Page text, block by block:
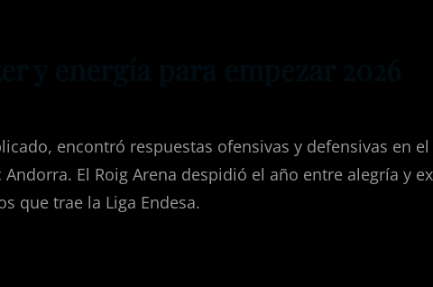
encontró respuestas ofensivas y defensivas en
El Roig Arena despidió el año entre alegría y
que trae la Liga Endesa.